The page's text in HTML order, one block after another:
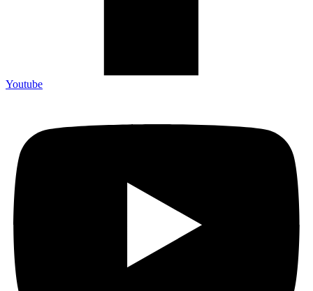
Youtube